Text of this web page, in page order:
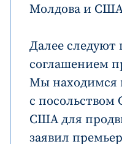
Молдова и
Далее
соглашением
Мы находимся
с
США для
заявил